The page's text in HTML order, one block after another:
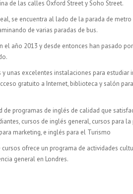
de las calles Oxford Street y Soho Street.
se encuentra al lado de la parada de
de varias paradas de bus.
el año 2013 y desde entonces han pasado
unas excelentes instalaciones para estudiar
gratuito a Internet, biblioteca y salón
de programas de inglés de calidad que
cursos de inglés general, cursos para la
marketing, e inglés para el Turismo
ofrece un programa de actividades
general en Londres.